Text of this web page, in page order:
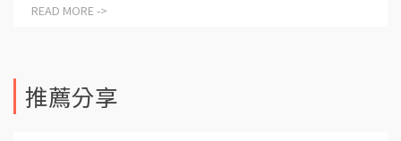
READ MORE ->
推薦分享